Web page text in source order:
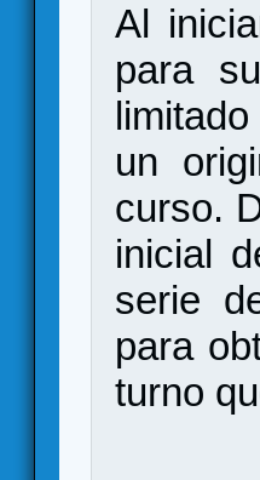
Al
para
un
curso.
inicial
serie
para
turno